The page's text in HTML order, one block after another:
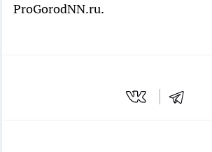
ProGorodNN.ru.